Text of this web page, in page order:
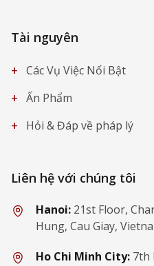
Tài nguyên
+ Các Vụ Việc Nổi Bật
+ Ấn Phẩm
+ Hỏi & Đáp về pháp lý
Liên hệ với chúng tôi
Hanoi: 21st Floor,
Hung, Cau Giay,
Ho Chi Minh City: 7th